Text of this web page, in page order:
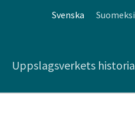
Svenska Suomeksi
Uppslagsverkets historia